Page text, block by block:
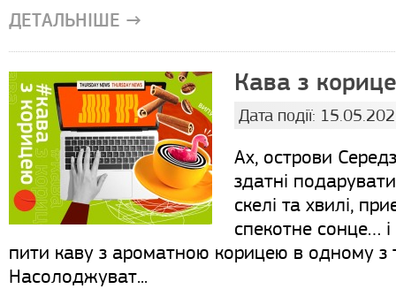
ДЕТАЛЬНІШЕ →
Кава з
Дата події:
Ах, острови
здатні
скелі та хвилі,
спекотне сонце…
пити каву з ароматною корицею в одному з
Насолоджуват...